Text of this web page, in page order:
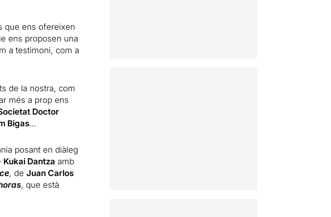
que ens ofereixen
ens proposen una
a testimoni, com a
de la nostra, com
més a prop ens
Doctor
Bigas…
posant en diàleg
Kukai Dantza amb
, de Juan Carlos
, que està